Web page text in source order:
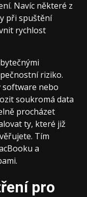
Navíc některé z
při spuštění
rychlost
riziko.
software nebo
soukromá data
procházet
ty, které již
Tím
a
pro